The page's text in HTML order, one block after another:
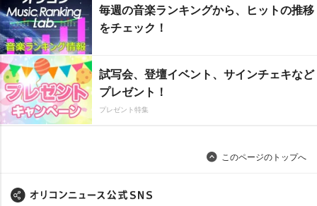
毎週の音楽ランキングから、ヒットの推移
をチェック！
試写会、登壇イベント、サインチェキなど
プレゼント！
プレゼント特集
このページのトップへ